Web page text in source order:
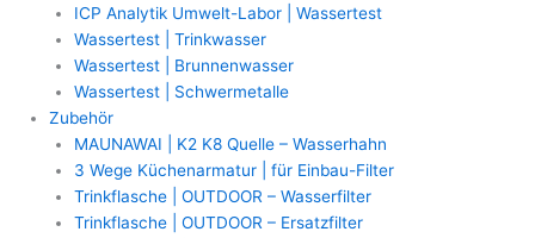
ICP Analytik Umwelt-Labor | Wassertest
Wassertest | Trinkwasser
Wassertest | Brunnenwasser
Wassertest | Schwermetalle
Zubehör
MAUNAWAI | K2 K8 Quelle – Wasserhahn
3 Wege Küchenarmatur | für Einbau-Filter
Trinkflasche | OUTDOOR – Wasserfilter
Trinkflasche | OUTDOOR – Ersatzfilter